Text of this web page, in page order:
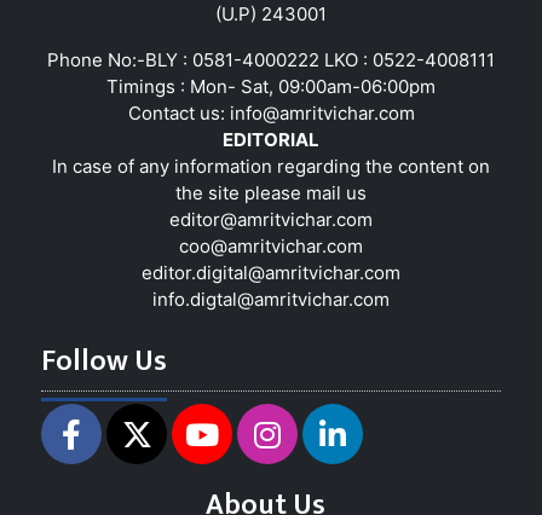
(U.P) 243001
Phone No:-BLY : 0581-4000222 LKO : 0522-4008111
Timings : Mon- Sat, 09:00am-06:00pm
Contact us: info@amritvichar.com
EDITORIAL
In case of any information regarding the content on
the site please mail us
editor@amritvichar.com
coo@amritvichar.com
editor.digital@amritvichar.com
info.digtal@amritvichar.com
Follow Us
About Us